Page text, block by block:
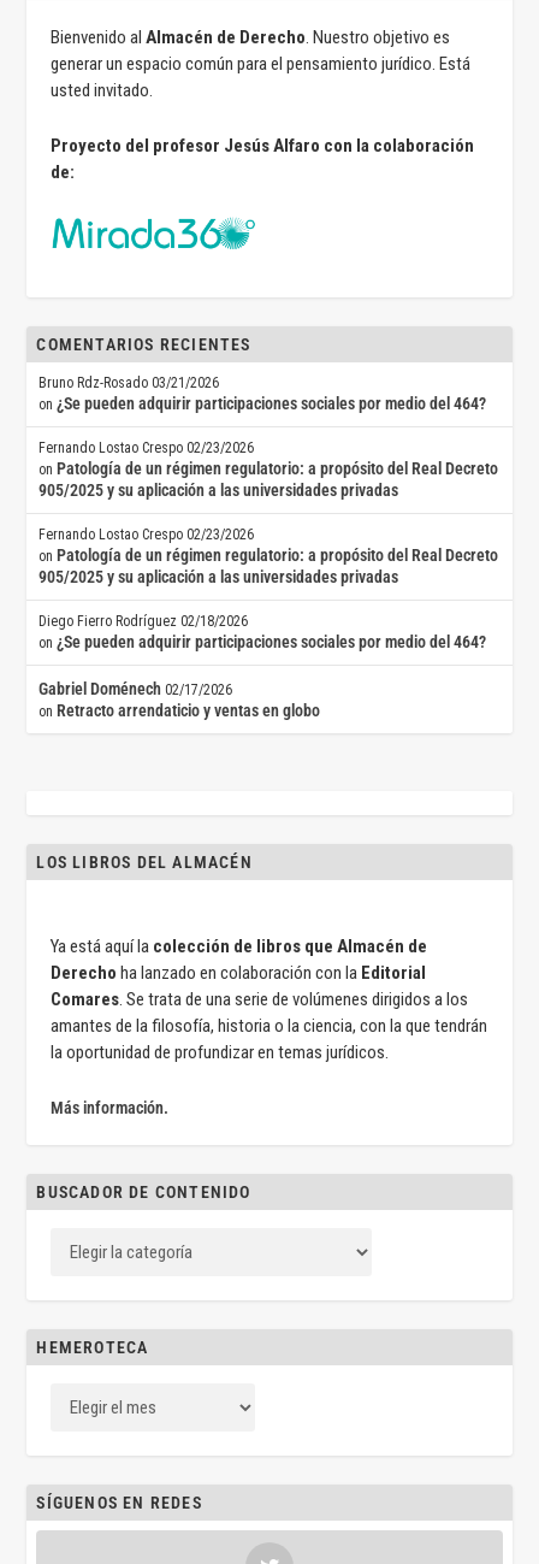
Bienvenido alAlmacén de Derecho. Nuestro objetivo es
generar un espacio común para el pensamiento jurídico. Está
usted invitado.
Proyecto del profesor Jesús Alfaro con la colaboración
de:
COMENTARIOS RECIENTES
Bruno Rdz-Rosado 03/21/2026
on¿Se pueden adquirir participaciones sociales por medio del 464?
Fernando Lostao Crespo 02/23/2026
on Patología de un régimen regulatorio: a propósito del Real Decreto
905/2025 y su aplicación a las universidades privadas
Fernando Lostao Crespo 02/23/2026
on Patología de un régimen regulatorio: a propósito del Real Decreto
905/2025 y su aplicación a las universidades privadas
Diego Fierro Rodríguez 02/18/2026
on¿Se pueden adquirir participaciones sociales por medio del 464?
Gabriel Doménech 02/17/2026
on Retracto arrendaticio y ventas en globo
LOS LIBROS DEL ALMACÉN
Ya está aquí la colección de libros que Almacén de
Derecho ha lanzado en colaboración con la Editorial
Comares. Se trata de una serie de volúmenes dirigidos a los
amantes de la filosofía, historia o la ciencia, con la que tendrán
la oportunidad de profundizar en temas jurídicos.
Más información.
BUSCADOR DE CONTENIDO
HEMEROTECA
SÍGUENOS EN REDES